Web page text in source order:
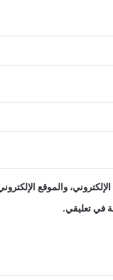
والموقع
في تعليقي.